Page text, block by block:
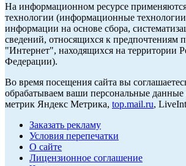
На информационном ресурсе
технологии (информационные технологии
информации на основе сбора,
сведений, относящихся к предпочтениям
"Интернет", находящихся на территории
Федерации).
Во время посещения сайта вы
обрабатываем ваши персональные данные
метрик Яндекс Метрика, top.mail.ru,
Заказать рекламу
Условия перепечатки
О сайте
Лицензионное соглашение